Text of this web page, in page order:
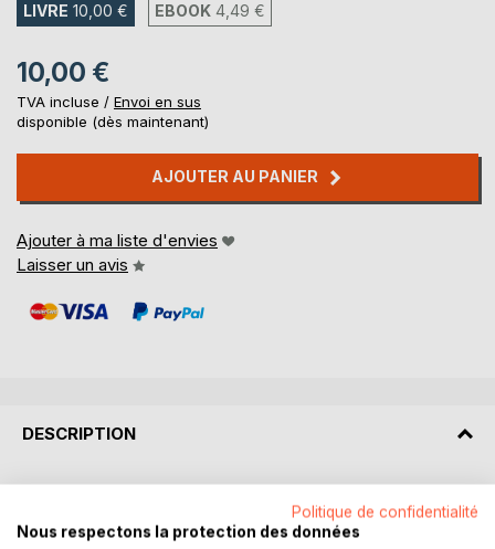
LIVRE 10,00 € EBOOK 4,49 €
10,00 €
TVA incluse / Envoi en sus
disponible (dès maintenant)
AJOUTER AU PANIER
Ajouter à ma liste d'envies
Laisser un avis
DESCRIPTION
Hard
Politique de confidentialité
Nous respectons la protection des données